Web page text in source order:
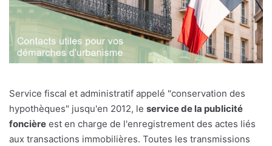
Service fiscal et administratif appelé "conservation des
hypothèques" jusqu'en 2012, le service de la publicité
foncière est en charge de l'enregistrement des actes liés
aux transactions immobilières. Toutes les transmissions